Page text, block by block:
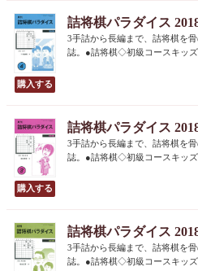
詰将棋パラダイス
3手詰から長編まで、詰将棋を
誌。●詰将棋◇初級コースキッ
詰将棋パラダイス
3手詰から長編まで、詰将棋を
誌。●詰将棋◇初級コースキッ
詰将棋パラダイス
3手詰から長編まで、詰将棋を
誌。●詰将棋◇初級コースキッ